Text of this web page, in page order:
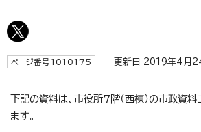
ページ番号1010175 更新日 2019年4月
下記の資料は、市役所7階（西棟）の市政資
ます。